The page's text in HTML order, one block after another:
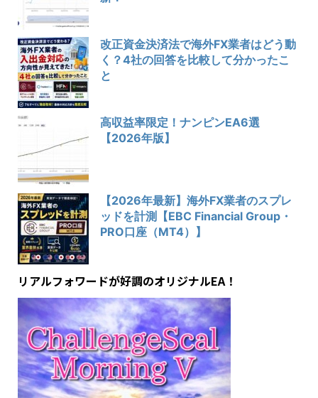
改正資金決済法で海外FX業者はどう動
く？4社の回答を比較して分かったこ
と
高収益率限定！ナンピンEA6選
【2026年版】
【2026年最新】海外FX業者のスプレ
ッドを計測【EBC Financial Group・
PRO口座（MT4）】
リアルフォワードが好調のオリジナルEA！